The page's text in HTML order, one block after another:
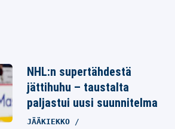
NHL:n supertähdestä
jättihuhu – taustalta
paljastui uusi suunnitelma
JÄÄKIEKKO